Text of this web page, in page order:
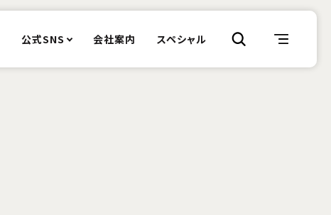
公式SNS 会社案内 スペシャル